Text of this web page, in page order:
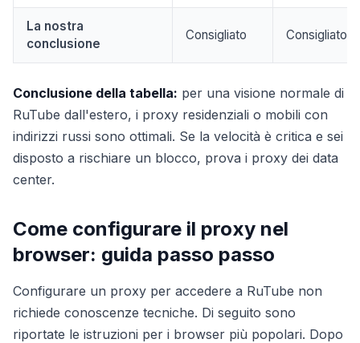
La nostra
conclusione
Consigliato Consigliato
Conclusione della tabella: per una visione normale di
RuTube dall'estero, i proxy residenziali o mobili con
indirizzi russi sono ottimali. Se la velocità è critica e sei
disposto a rischiare un blocco, prova i proxy dei data
center.
Come configurare il proxy nel
browser: guida passo passo
Configurare un proxy per accedere a RuTube non
richiede conoscenze tecniche. Di seguito sono
riportate le istruzioni per i browser più popolari. Dopo